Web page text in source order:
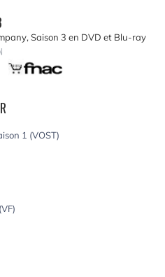
Saison 3 en DVD et Blu-ray
1 (VOST)